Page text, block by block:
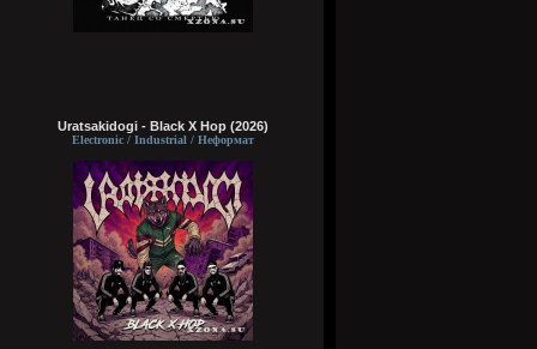
Uratsakidogi - Black X Hop (2026)
Electronic / Industrial / Неформат